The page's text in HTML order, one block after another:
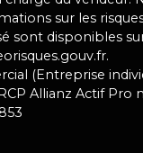
sur les
sont disponibles
(Entreprise
Allianz Actif Pro